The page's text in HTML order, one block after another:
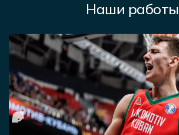
Наши работы